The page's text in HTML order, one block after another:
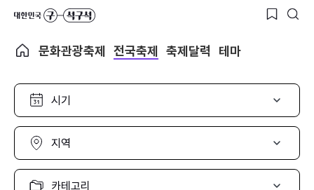
문화관광축제 전국축제 축제달력 테마
시
선
택
지
선
택
카